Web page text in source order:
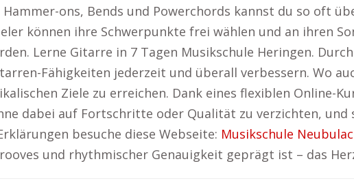
ons, Bends und Powerchords kannst du so oft
können ihre Schwerpunkte frei wählen und an ihren
Lerne Gitarre in 7 Tagen Musikschule Heringen.
Fähigkeiten jederzeit und überall verbessern. Wo
Ziele zu erreichen. Dank eines flexiblen Online-
dabei auf Fortschritte oder Qualität zu verzichten,
besuche diese Webseite: Musikschule
und rhythmischer Genauigkeit geprägt ist – das